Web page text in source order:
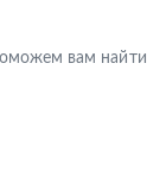
вам найти